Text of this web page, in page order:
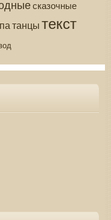
сказочные
танцытекст